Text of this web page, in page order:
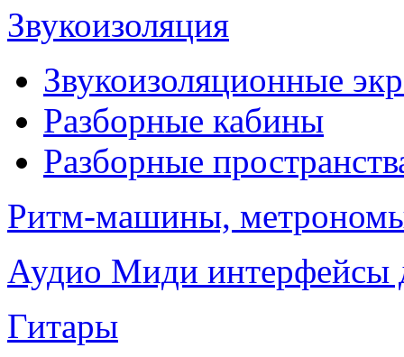
Звукоизоляция
Звукоизоляционные
Разборные кабины
Разборные
Ритм-машины,
Аудио Миди интерфейсы
Гитары